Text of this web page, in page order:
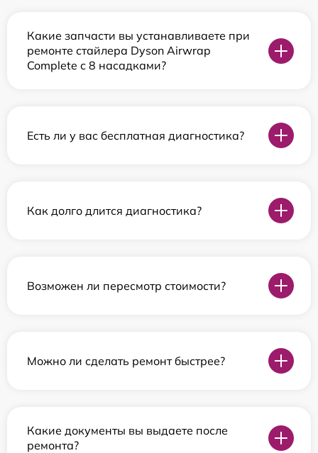
Какие запчасти вы устанавливаете при
ремонте стайлера Dyson Airwrap
Complete с 8 насадками?
Есть ли у вас бесплатная диагностика?
Как долго длится диагностика?
Возможен ли пересмотр стоимости?
Можно ли сделать ремонт быстрее?
Какие документы вы выдаете после
ремонта?